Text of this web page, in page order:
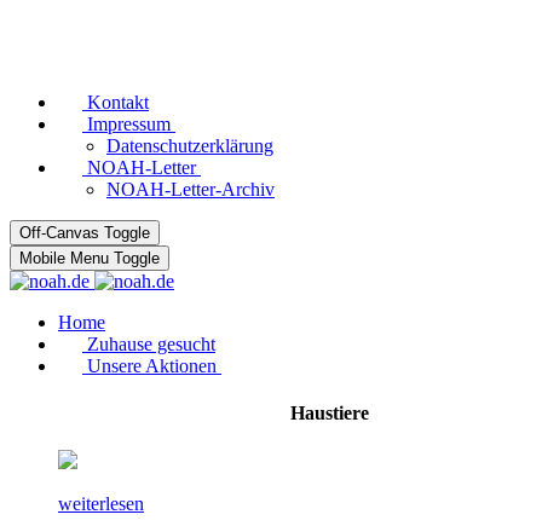
Kontakt
Impressum
Datenschutzerklärung
NOAH-Letter
NOAH-Letter-Archiv
Off-Canvas Toggle
Mobile Menu Toggle
Home
Zuhause gesucht
Unsere Aktionen
Haustiere
weiterlesen